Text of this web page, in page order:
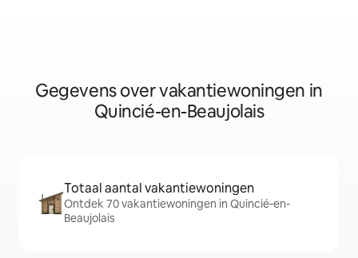
Gegevens over vakantiewoningen in
Quincié-en-Beaujolais
Totaal aantal vakantiewoningen
Ontdek 70 vakantiewoningen in Quincié-en-
Beaujolais